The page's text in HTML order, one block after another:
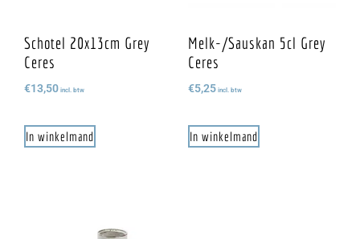
Schotel 20x13cm Grey
Ceres
€13,50 incl. btw
In winkelmand
Melk-/sauskan 5cl Grey
Ceres
€5,25 incl. btw
In winkelmand